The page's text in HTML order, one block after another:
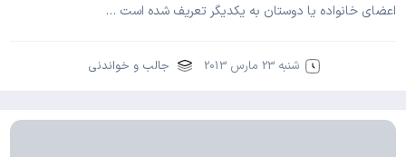
اعضای خانواده یا دوستان به یکدیگر تعریف شده است …
شنبه 23 مارس 2013 جالب و خواندنی